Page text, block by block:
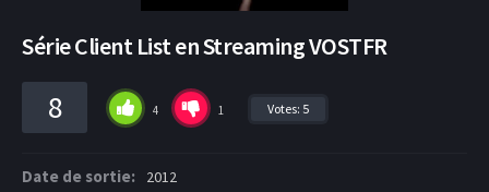
Série Client List en Streaming VOSTFR
8 4 1 Votes: 5
Date de sortie: 2012